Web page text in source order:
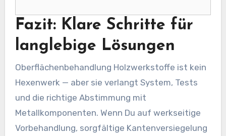
Fazit: Klare Schritte für
langlebige Lösungen
Oberflächenbehandlung Holzwerkstoffe ist kein
Hexenwerk — aber sie verlangt System, Tests
und die richtige Abstimmung mit
Metallkomponenten. Wenn Du auf werkseitige
Vorbehandlung, sorgfältige Kantenversiegelung